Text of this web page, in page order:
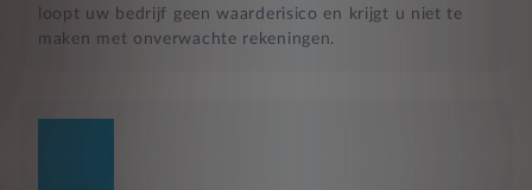
loopt uw bedrijf geen waarderisico en krijgt u niet te
maken met onverwachte rekeningen.